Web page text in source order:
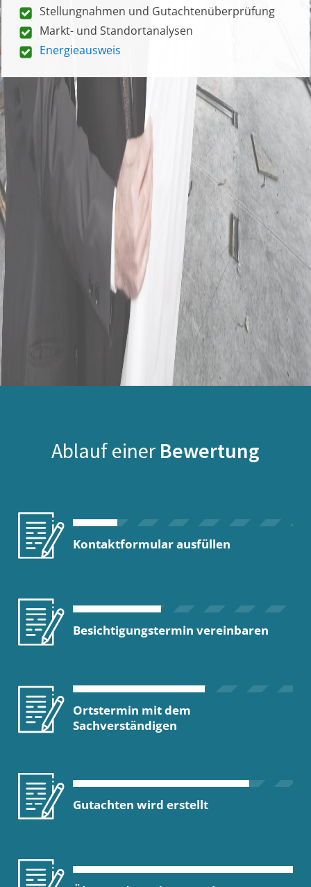
Stellungnahmen und Gutachtenüberprüfung
Markt- und Standortanalysen
Energieausweis
Ablauf einer Bewertung
Kontaktformular ausfüllen
Besichtigungstermin vereinbaren
Ortstermin mit dem
Sachverständigen
Gutachten wird erstellt